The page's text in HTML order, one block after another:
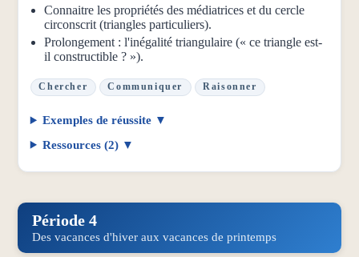
Connaitre les propriétés des médiatrices et du cercle
circonscrit (triangles particuliers).
Prolongement : l'inégalité triangulaire (« ce triangle est-
il constructible ? »).
Chercher Communiquer Raisonner
Exemples de réussite
Ressources (2)
Période 4
Des vacances d'hiver aux vacances de printemps